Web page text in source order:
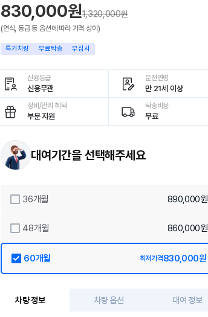
830,000원1,320,000원
(연식, 등급 등 옵션에 따라 가격 상이)
특가차량 무료탁송 무심사
신용등급
신용무관
운전연령
만 21세 이상
정비/관리 혜택
부분 지원
탁송비용
무료
대여기간을 선택해주세요
36개월 890,000원
48개월 860,000원
60개월 최저가격830,000원
차량 정보 차량 옵션 대여 정보